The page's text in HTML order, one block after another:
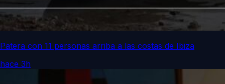
Patera con 11 personas arriba a las costas de Ibiza
hace 3h